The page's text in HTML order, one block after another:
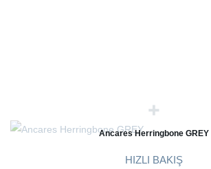
Ancares Herringbone GREY
HIZLI BAKIŞ